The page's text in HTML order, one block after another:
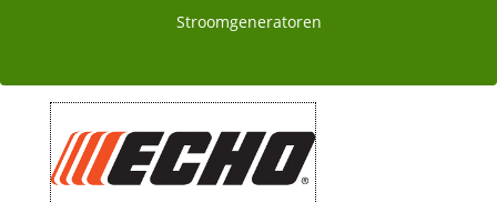
Stroomgeneratoren